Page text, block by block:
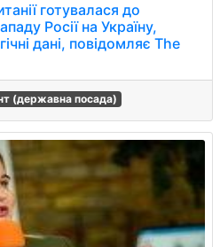
готувалася до
Росії на Україну,
дані, повідомляє The
(державна посада)